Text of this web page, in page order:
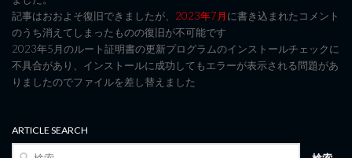
記事はおおよそ復旧できましたが、 2023年7月に書き込まれたコメント
のうち消えてしまったものの復旧が不可能です
2023年5月のルート証明書の更新プログラムのインストールチェックに
不具合があり、インストールに成功してもエラーが表示される問題があ
りましたのでファイルを差し替えました
ARTICLE SEARCH
検